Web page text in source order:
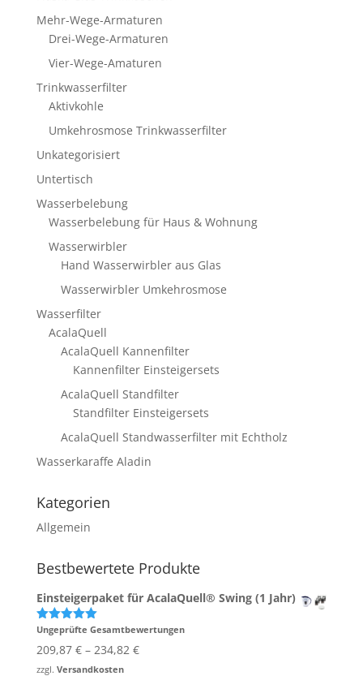
Mehr-Wege-Armaturen
Drei-Wege-Armaturen
Vier-Wege-Amaturen
Trinkwasserfilter
Aktivkohle
Umkehrosmose Trinkwasserfilter
Unkategorisiert
Untertisch
Wasserbelebung
Wasserbelebung für Haus & Wohnung
Wasserwirbler
Hand Wasserwirbler aus Glas
Wasserwirbler Umkehrosmose
Wasserfilter
AcalaQuell
AcalaQuell Kannenfilter
Kannenfilter Einsteigersets
AcalaQuell Standfilter
Standfilter Einsteigersets
AcalaQuell Standwasserfilter mit Echtholz
Wasserkaraffe Aladin
Kategorien
Allgemein
Bestbewertete Produkte
Einsteigerpaket für AcalaQuell® Swing (1 Jahr)
Bewertet
von 5
Ungeprüfte Gesamtbewertungen
209,87 €– 234,82 €
zzgl. Versandkosten